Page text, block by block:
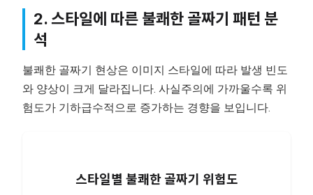
2. 스타일에 따른 불쾌한 골짜기 패턴 분
석
불쾌한 골짜기 현상은 이미지 스타일에 따라 발생 빈도
와 양상이 크게 달라집니다. 사실주의에 가까울수록 위
험도가 기하급수적으로 증가하는 경향을 보입니다.
스타일별 불쾌한 골짜기 위험도